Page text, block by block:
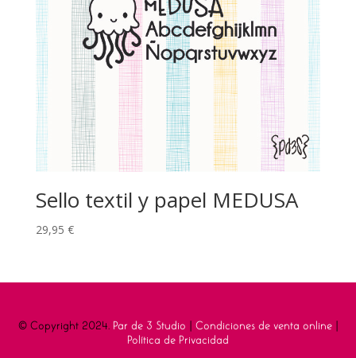
Sello textil y papel MEDUSA
29,95 €
© Copyright 2024. Par de 3 Studio Condiciones de venta online|
Política de Privacidad